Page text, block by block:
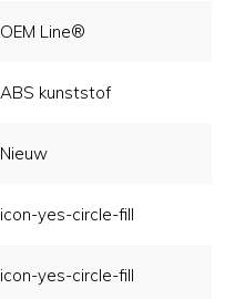
OEM Line®
ABS kunststof
Nieuw
icon-yes-circle-fill
icon-yes-circle-fill